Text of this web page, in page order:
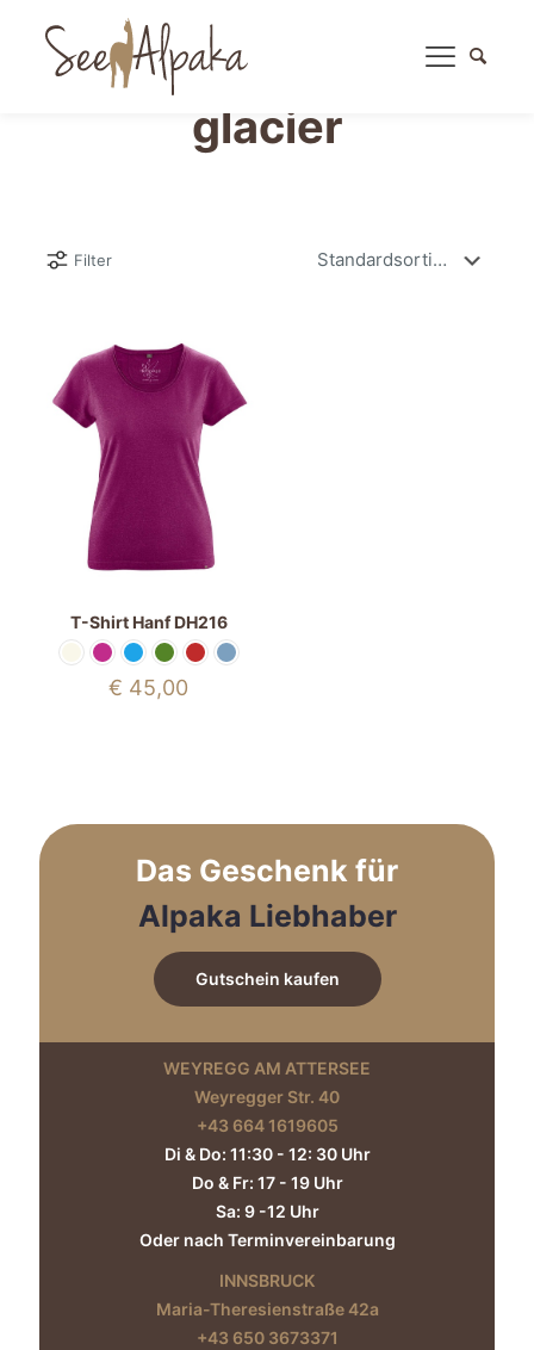
glacier
Filter
T-Shirt Hanf DH216
€ 45,00
Das Geschenk für
Alpaka Liebhaber
Gutschein kaufen
WEYREGG AM ATTERSEE
Weyregger Str. 40
+43 664 1619605‬
Di & Do: 11:30 - 12: 30 Uhr
Do & Fr: 17 - 19 Uhr
Sa: 9 -12 Uhr
Oder nach Terminvereinbarung
INNSBRUCK
Maria-Theresienstraße 42a
+43 650 3673371‬